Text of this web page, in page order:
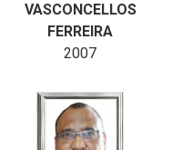
VASCONCELLOS
FERREIRA
2007